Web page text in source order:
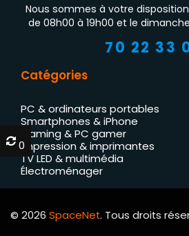
Nous sommes à votre
de 08h00 à 19h00 et le
70 22 33
Catégories
PC & ordinateurs portables
Smartphones & iPhone
Gaming & PC gamer
Impression & imprimantes
TV LED & multimédia
Électroménager
© 2026 SpaceNet. Tous droits
0
0